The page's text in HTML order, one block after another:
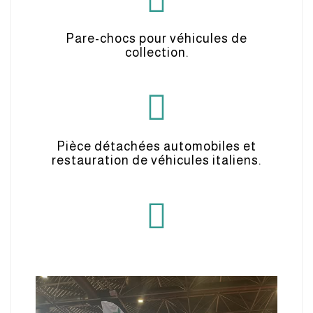
Pare-chocs pour véhicules de
collection.
Pièce détachées automobiles et
restauration de véhicules italiens.